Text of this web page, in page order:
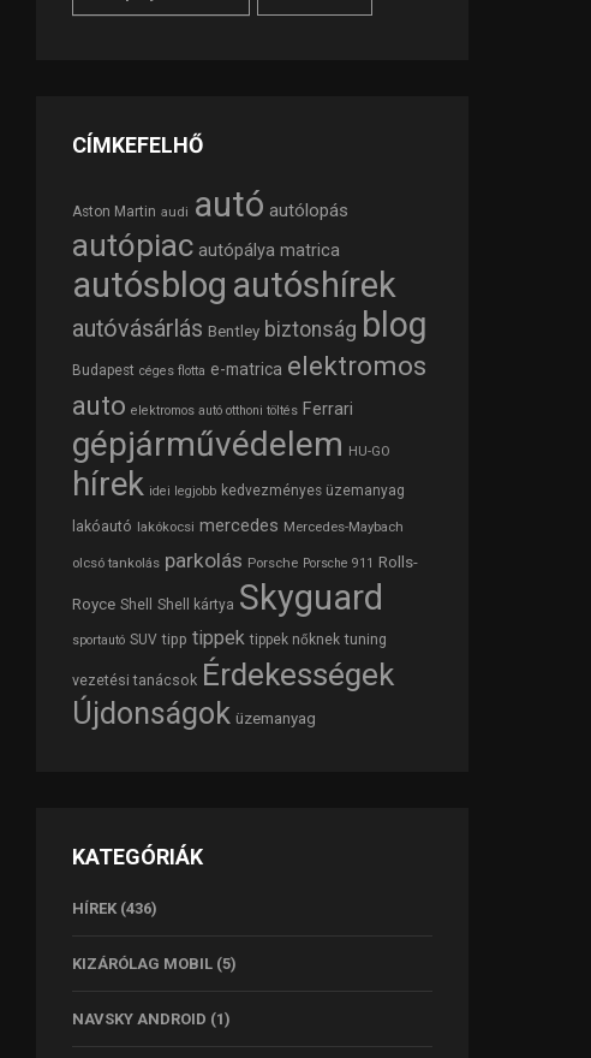
CÍMKEFELHŐ
Aston Martin audi autó autólopás
autópiac autópálya matrica
autósblog autóshírek
autóvásárlás Bentley biztonság blog
Budapest céges flotta e-matrica elektromos
auto elektromos autó otthoni töltés Ferrari
gépjárművédelem HU-GO
hírek idei legjobb kedvezményes üzemanyag
lakóautó lakókocsi mercedes Mercedes-Maybach
olcsó tankolás parkolás Porsche Porsche 911 Rolls-
Royce Shell Shell kártya Skyguard
sportautó SUV tipp tippek tippek nőknek tuning
vezetési tanácsok Érdekességek
Újdonságok üzemanyag
KATEGÓRIÁK
HÍREK (436)
KIZÁRÓLAG MOBIL (5)
NAVSKY ANDROID (1)